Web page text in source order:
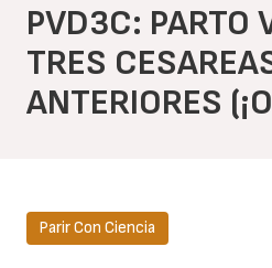
PVD3C: PARTO
TRES
ANTERIORES
Parir Con Ciencia